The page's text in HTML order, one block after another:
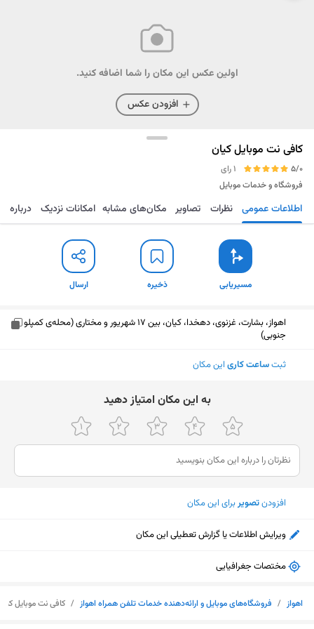
اولین عکس این مکان را شما اضافه کنید.
افزودن عکس
کافی نت موبایل کیان
5/0
1 رای
فروشگاه و خدمات موبایل
مسیریابی ذخیره ارسال اطلاعات عمومی نظرات تصاویر مکان‌های مشابه امکانات نزدیک درباره
مسیریابی ذخیره ارسال
اهواز، بشارت، غزنوی، دهخدا، کیان، بین 17 شهریور و مختاری (محله‌ی کمپلو
جنوبی)
ثبتساعت کاری این مکان
ﺑﻪ اﯾﻦ ﻣﮑﺎن اﻣﺘﯿﺎز دﻫﯿﺪ
افزودنتصویربرای این مکان
ویرایش اطلاعات یا گزارش تعطیلی این مکان
مختصات جغرافیایی
اهواز / فروشگاه‌های موبایل و ارائه‌دهنده خدمات تلفن همراه اهواز / کافی نت موبایل
نمایش نقشه